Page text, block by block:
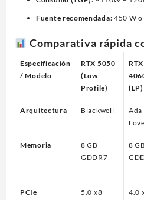
Fuente recomendada: 450 W
Comparativa rápida
Especificación
/ Modelo
RTX 5050
(Low
Profile)
RTX
(LP)
Arquitectura Blackwell
Ada
Memoria
8 GB
GDDR7
8 GB
PCIe 5.0 x8 4.0